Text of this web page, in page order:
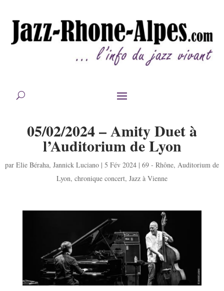
05/02/2024 – Amity Duet à
l’Auditorium de Lyon
par Elie Béraha, Jannick Luciano | 5 Fév 2024 | 69 - Rhône, Auditorium de
Lyon, chronique concert, Jazz à Vienne